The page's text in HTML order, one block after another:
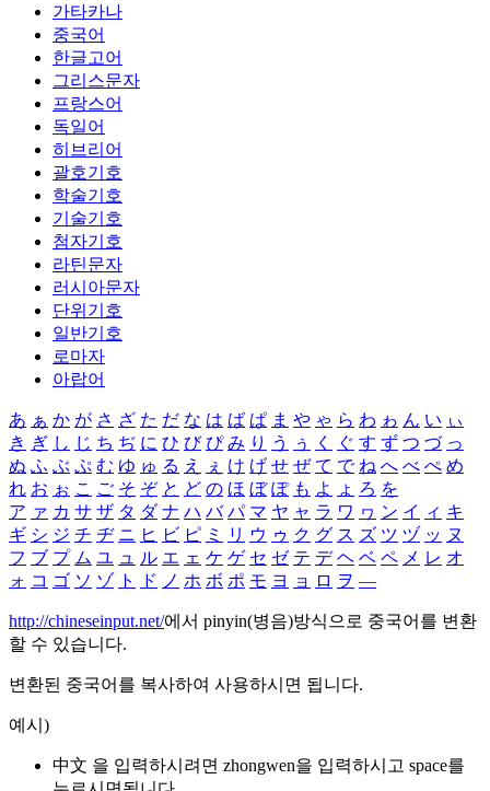
가타카나
중국어
한글고어
그리스문자
프랑스어
독일어
히브리어
괄호기호
학술기호
기술기호
첨자기호
라틴문자
러시아문자
단위기호
일반기호
로마자
아랍어
あ ぁ か が さ ざ た だ な は ば ぱ ま や ゃ ら わ ゎ ん い ぃ
き ぎ し じ ち ぢ に ひ び ぴ み り う ぅ く ぐ す ず つ づ っ
ぬ ふ ぶ ぷ む ゆ ゅ る え ぇ け げ せ ぜ て で ね へ べ ぺ め
れ お ぉ こ ご そ ぞ と ど の ほ ぼ ぽ も よ ょ ろ を
ア ァ カ サ ザ タ ダ ナ ハ バ パ マ ヤ ャ ラ ワ ヮ ン イ ィ キ
ギ シ ジ チ ヂ ニ ヒ ビ ピ ミ リ ウ ゥ ク グ ス ズ ツ ヅ ッ ヌ
フ ブ プ ム ユ ュ ル エ ェ ケ ゲ セ ゼ テ デ ヘ ベ ペ メ レ オ
ォ コ ゴ ソ ゾ ト ド ノ ホ ボ ポ モ ヨ ョ ロ ヲ ―
http://chineseinput.net/에서 pinyin(병음)방식으로 중국어를 변환
할 수 있습니다.
변환된 중국어를 복사하여 사용하시면 됩니다.
예시)
中文 을 입력하시려면 zhongwen을 입력하시고 space를